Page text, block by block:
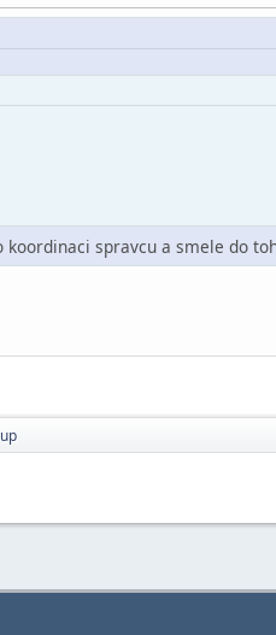
spravcu a smele do